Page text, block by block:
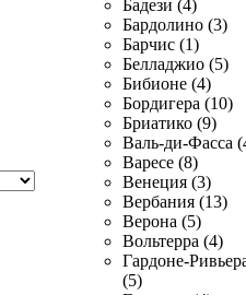
Бадези (4)
Бардолино (3)
Барчис (1)
Белладжио (5)
Бибионе (4)
Бордигера (10)
Бриатико (9)
Валь-ди-Фасса
Варесе (8)
Венеция (3)
Вербания (13)
Верона (5)
Вольтерра (4)
Гардоне-
(5)